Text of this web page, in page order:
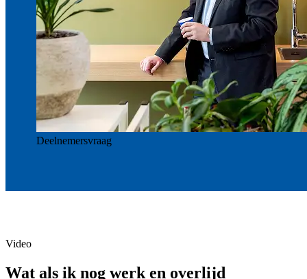
Deelnemersvraag
Video
Wat als ik nog werk en overlijd